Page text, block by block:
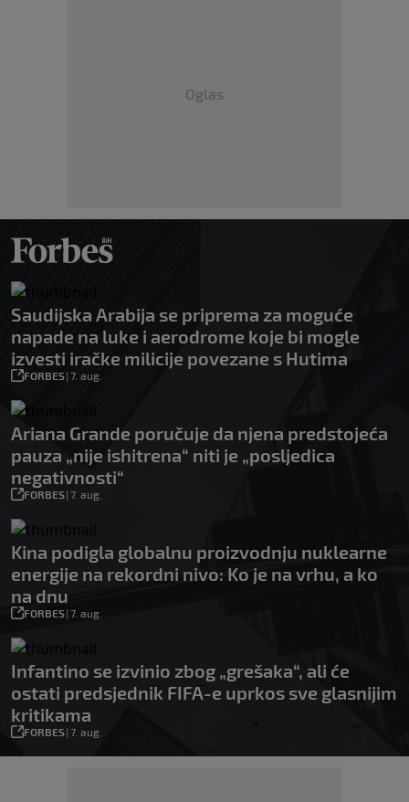
Oglas
Saudijska Arabija se priprema za moguće
napade na luke i aerodrome koje bi mogle
izvesti iračke milicije povezane s Hutima
FORBES| 7. aug.
Ariana Grande poručuje da njena predstojeća
pauza „nije ishitrena“ niti je „posljedica
negativnosti“
FORBES| 7. aug.
Kina podigla globalnu proizvodnju nuklearne
energije na rekordni nivo: Ko je na vrhu, a ko
na dnu
FORBES| 7. aug.
Infantino se izvinio zbog „grešaka“, ali će
ostati predsjednik FIFA-e uprkos sve glasnijim
kritikama
FORBES| 7. aug.